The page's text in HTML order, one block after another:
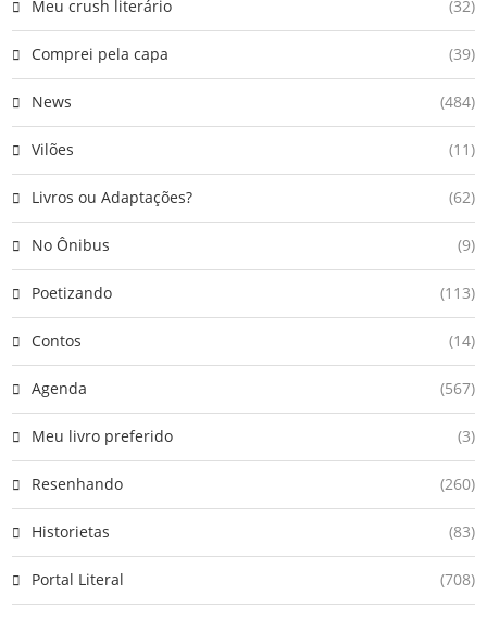
Meu crush literário (32)
Comprei pela capa (39)
News (484)
Vilões (11)
Livros ou Adaptações? (62)
No Ônibus (9)
Poetizando (113)
Contos (14)
Agenda (567)
Meu livro preferido (3)
Resenhando (260)
Historietas (83)
Portal Literal (708)